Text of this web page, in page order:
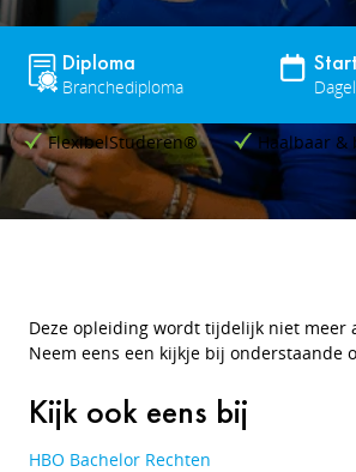
Diploma
Branchediploma
Start
FlexibelStuderen® Haalbaar &
Deze opleiding wordt tijdelijk niet meer
Neem eens een kijkje bij onderstaande
Kijk ook eens bij
HBO Bachelor Rechten